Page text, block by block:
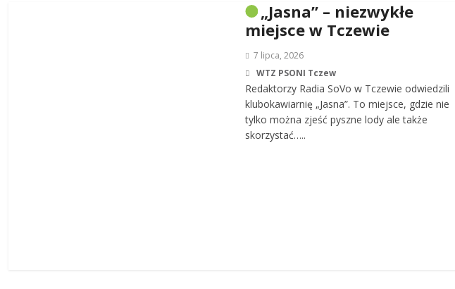
„Jasna” – niezwykłe
miejsce w Tczewie
7 lipca, 2026
WTZ PSONI Tczew
Redaktorzy Radia SoVo w Tczewie odwiedzili
klubokawiarnię „Jasna”. To miejsce, gdzie nie
tylko można zjeść pyszne lody ale także
skorzystać…..